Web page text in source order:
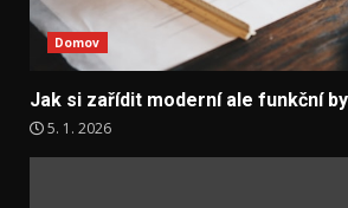
Domov
Jak si zařídit moderní ale funkční
5. 1. 2026